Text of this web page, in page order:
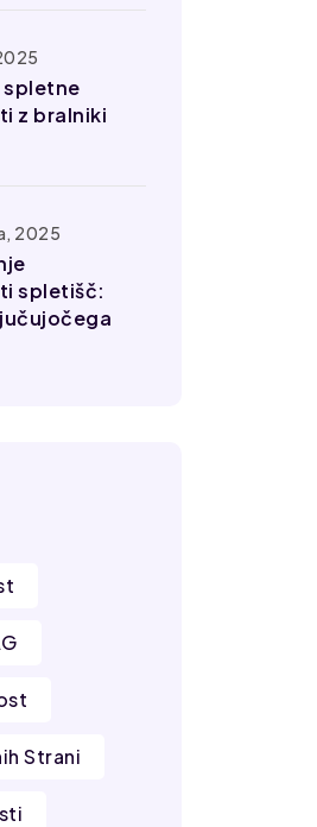
spletne
z bralniki
2025
spletišč:
Strani